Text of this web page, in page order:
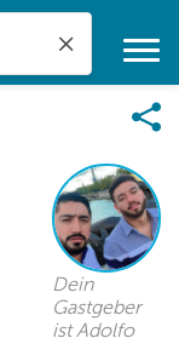
Dein
Gastgeber
ist Adolfo